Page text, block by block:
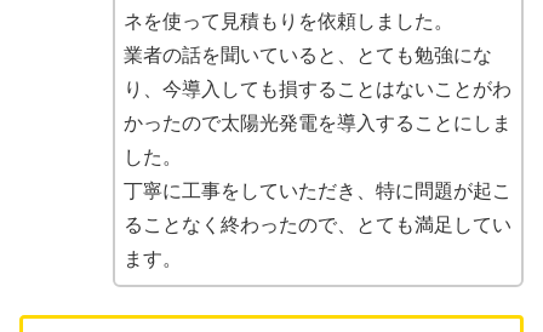
ネを使って見積もりを依頼しました。
業者の話を聞いていると、とても勉強にな
り、今導入しても損することはないことがわ
かったので太陽光発電を導入することにしま
した。
丁寧に工事をしていただき、特に問題が起こ
ることなく終わったので、とても満足してい
ます。